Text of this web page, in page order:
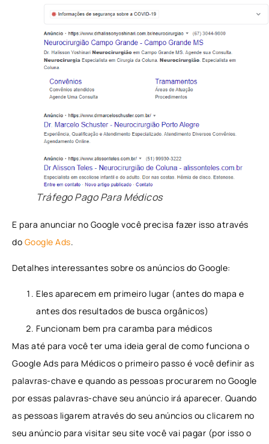
Tráfego Pago Para Médicos
E para anunciar no Google você precisa fazer isso através
do Google Ads.
Detalhes interessantes sobre os anúncios do Google:
Eles aparecem em primeiro lugar (antes do mapa e
antes dos resultados de busca orgânicos)
Funcionam bem pra caramba para médicos
Mas até para você ter uma ideia geral de como funciona o
Google Ads para Médicos o primeiro passo é você definir as
palavras-chave e quando as pessoas procurarem no Google
por essas palavras-chave seu anúncio irá aparecer. Quando
as pessoas ligarem através do seu anúncios ou clicarem no
seu anúncio para visitar seu site você vai pagar (por isso o